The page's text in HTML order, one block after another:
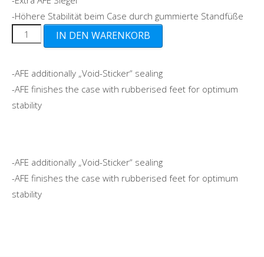
-Höhere Stabilität beim Case durch gummierte Standfüße
Bufferstands
(9€)
Menge
IN DEN WARENKORB
-AFE additionally „Void-Sticker“ sealing
-AFE finishes the case with rubberised feet for optimum
stability
-AFE additionally „Void-Sticker“ sealing
-AFE finishes the case with rubberised feet for optimum
stability